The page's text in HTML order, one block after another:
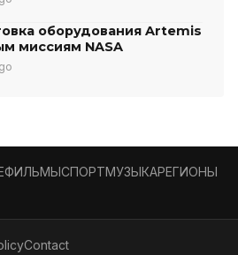
оборудования Artemis
миссиям NASA
ФИЛЬМЫСПОРТМУЗЫКАРЕГИОНЫ
Contact